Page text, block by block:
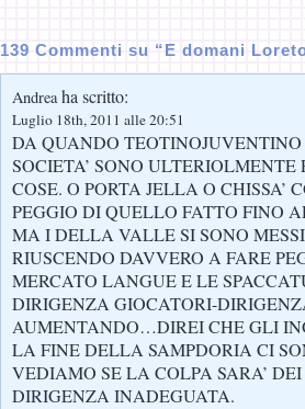
139 Commenti su “E domani
Andreaha scritto:
Luglio 18th, 2011 alle 20:51
DA QUANDO TEOTINOJUVENTINO
SOCIETA’ SONO ULTERIOLMENTE
COSE. O PORTA JELLA O CHISSA’
PEGGIO DI QUELLO FATTO FINO
MA I DELLA VALLE SI SONO
RIUSCENDO DAVVERO A FARE
MERCATO LANGUE E LE
DIRIGENZA GIOCATORI-
AUMENTANDO…DIREI CHE GLI
LA FINE DELLA SAMPDORIA CI
VEDIAMO SE LA COLPA SARA’
DIRIGENZA INADEGUATA.